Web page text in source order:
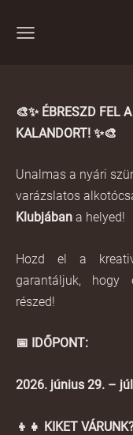
🎨✨ÉBRESZD FEL
KALANDORT! ✨🎨
Unalmas a nyári
varázslatos
Klubjában a helyed!
Hozd el a
garantáljuk, hogy
részed!
📅 IDŐPONT:
2026. június 29. –
👦👧 KIKET